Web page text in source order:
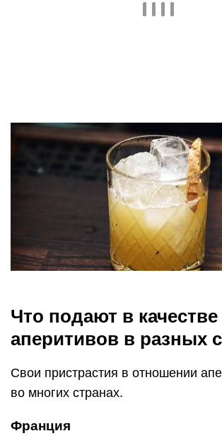
Что подают в качестве
аперитивов в разных
Свои пристрастия в отношении
во многих странах.
Франция